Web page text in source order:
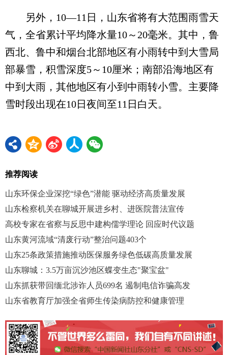
另外，10—11日，山东省将有大范围雨雪天
气，全省累计平均降水量10～20毫米。其中，鲁
西北、鲁中和烟台北部地区有小雨转中到大雪局
部暴雪，积雪深度5～10厘米；南部沿海地区有
中到大雨，其他地区有小到中雨转小雪。主要降
雪时段出现在10日夜间至11日白天。
推荐阅读
山东环保企业深挖“绿色”潜能 驱动经济高质量发展
山东检察机关在聊城开展进乡村、进医院普法宣传
高校专家在省察与反思中建构儒学理论 回应时代议题
山东黄河流域“清废行动”整治问题403个
山东25条政策措施推动医保服务绿色低碳高质量发展
山东聊城：3.5万亩沉沙池区蝶变生态"聚宝盆"
山东抓获带回缅北涉诈人员699名 遏制电信诈骗高发
山东省教育厅加强全省师生传染病防控和健康管理